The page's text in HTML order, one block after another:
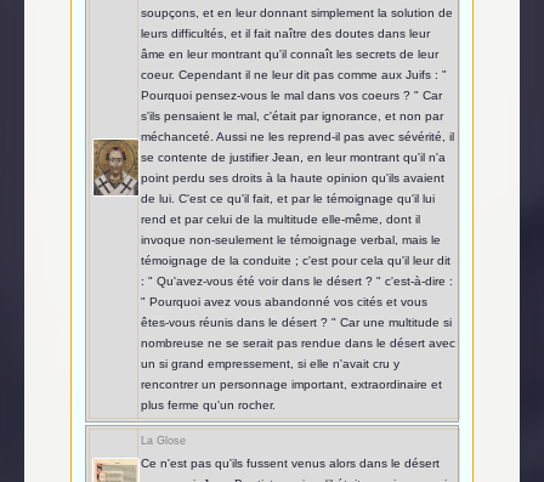
soupçons, et en leur donnant simplement la solution de
leurs difficultés, et il fait naître des doutes dans leur
âme en leur montrant qu'il connaît les secrets de leur
coeur. Cependant il ne leur dit pas comme aux Juifs : "
Pourquoi pensez-vous le mal dans vos coeurs ? " Car
s'ils pensaient le mal, c'était par ignorance, et non par
méchanceté. Aussi ne les reprend-il pas avec sévérité, il
se contente de justifier Jean, en leur montrant qu'il n'a
point perdu ses droits à la haute opinion qu'ils avaient
de lui. C'est ce qu'il fait, et par le témoignage qu'il lui
rend et par celui de la multitude elle-même, dont il
invoque non-seulement le témoignage verbal, mais le
témoignage de la conduite ; c'est pour cela qu'il leur dit
: " Qu'avez-vous été voir dans le désert ? " c'est-à-dire :
" Pourquoi avez vous abandonné vos cités et vous
êtes-vous réunis dans le désert ? " Car une multitude si
nombreuse ne se serait pas rendue dans le désert avec
un si grand empressement, si elle n'avait cru y
rencontrer un personnage important, extraordinaire et
plus ferme qu'un rocher.
La Glose
Ce n'est pas qu'ils fussent venus alors dans le désert